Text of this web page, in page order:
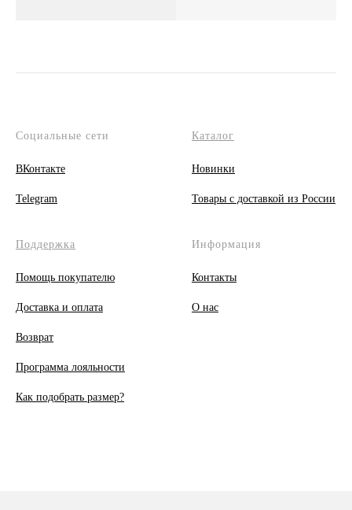
Социальные сети
ВКонтакте
Telegram
Каталог
Новинки
Товары с доставкой из России
Поддержка
Помощь покупателю
Доставка и оплата
Возврат
Программа лояльности
Как подобрать размер?
Информация
Контакты
О нас